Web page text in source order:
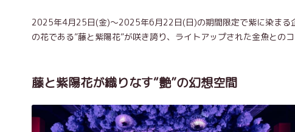
2025年4月25日(金)～2025年6月22日(日)の期間限定で紫に染まる
の花である”藤と紫陽花”が咲き誇り、ライトアップされた金魚との
藤と紫陽花が織りなす“艶”の幻想空間